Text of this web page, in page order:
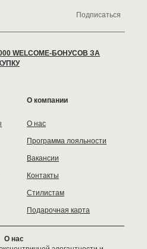
WELCOME-БОНУСОВ ЗА
О компании
О нас
Программа лояльности
Вакансии
Контакты
Стилистам
Подарочная карта
О нас
Подписаться